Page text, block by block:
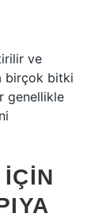
ve
birçok bitki
genellikle